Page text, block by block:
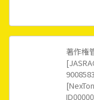
著作権